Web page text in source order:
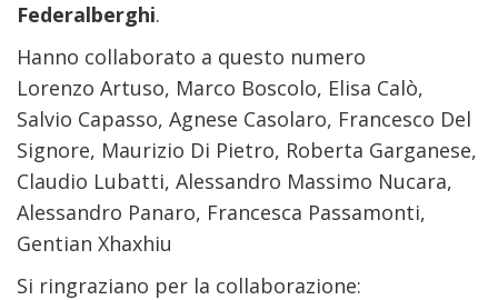
Federalberghi.
Hanno collaborato a questo numero
Lorenzo Artuso, Marco Boscolo, Elisa Calò,
Salvio Capasso, Agnese Casolaro, Francesco Del
Signore, Maurizio Di Pietro, Roberta Garganese,
Claudio Lubatti, Alessandro Massimo Nucara,
Alessandro Panaro, Francesca Passamonti,
Gentian Xhaxhiu
Si ringraziano per la collaborazione: